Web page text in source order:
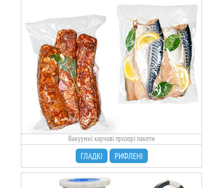
Вакуумні харчові прозорі пакети
ГЛАДКІ РИФЛЕНІ